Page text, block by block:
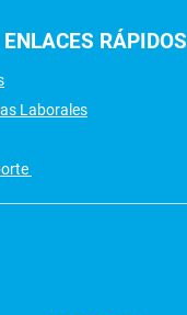
ENLACES RÁPIDOS
Laborales